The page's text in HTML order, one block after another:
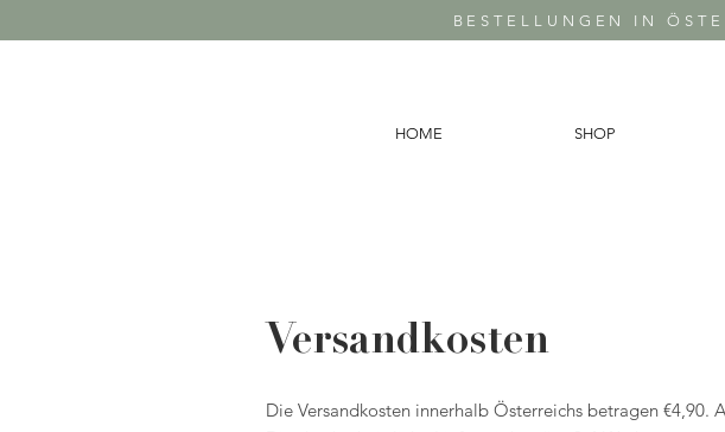
BESTELLUNGEN IN
HOME SHOP
Versandkosten
Die Versandkosten innerhalb Österreichs betragen €4,90.